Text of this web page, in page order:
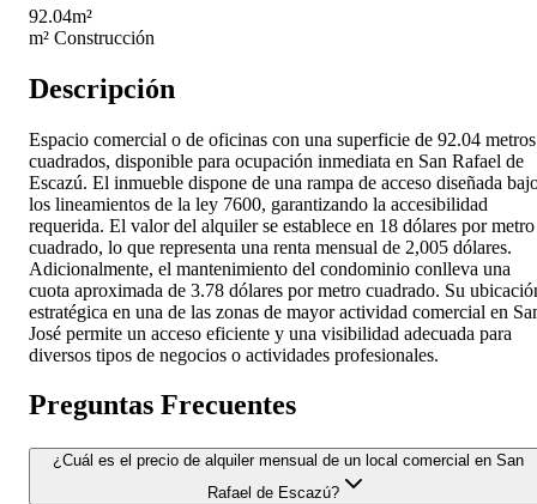
92.04m²
m² Construcción
Descripción
Espacio comercial o de oficinas con una superficie de 92.04 metros
cuadrados, disponible para ocupación inmediata en San Rafael de
Escazú. El inmueble dispone de una rampa de acceso diseñada
los lineamientos de la ley 7600, garantizando la accesibilidad
requerida. El valor del alquiler se establece en 18 dólares por metro
cuadrado, lo que representa una renta mensual de 2,005 dólares.
Adicionalmente, el mantenimiento del condominio conlleva una
cuota aproximada de 3.78 dólares por metro cuadrado. Su
estratégica en una de las zonas de mayor actividad comercial en
José permite un acceso eficiente y una visibilidad adecuada para
diversos tipos de negocios o actividades profesionales.
Preguntas Frecuentes
¿Cuál es el precio de alquiler mensual de un local comercial en San
Rafael de Escazú?